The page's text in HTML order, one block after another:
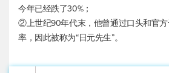
今年已经跌了30%；
②上世纪90年代末，他曾通过口头和官
率，因此被称为“日元先生”。